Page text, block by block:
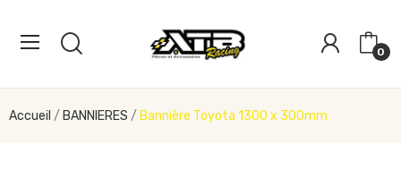
0
Accueil BANNIERES Bannière Toyota 1300 x 300mm